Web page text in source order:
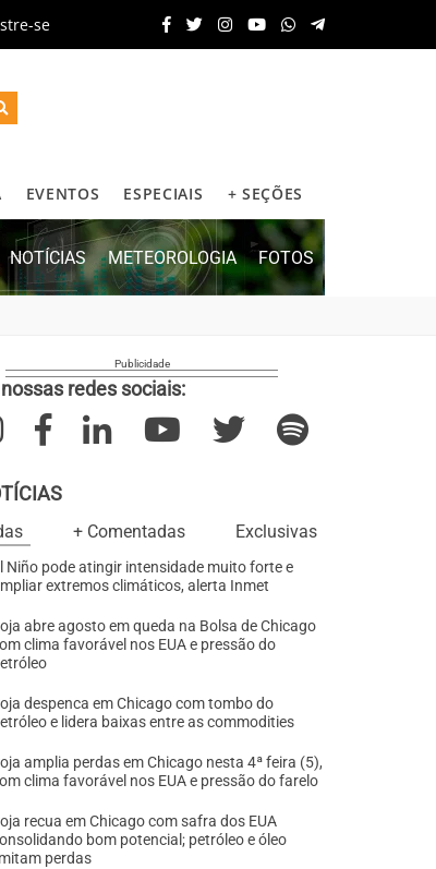
se
EVENTOS ESPECIAIS + SEÇÕES
NOTÍCIAS METEOROLOGIA FOTOS
redes sociais:
+ Comentadas Exclusivas
Niño pode atingir intensidade muito forte e
extremos climáticos, alerta Inmet
abre agosto em queda na Bolsa de Chicago
clima favorável nos EUA e pressão do
despenca em Chicago com tombo do
e lidera baixas entre as commodities
amplia perdas em Chicago nesta 4ª feira (5),
clima favorável nos EUA e pressão do farelo
recua em Chicago com safra dos EUA
bom potencial; petróleo e óleo
perdas